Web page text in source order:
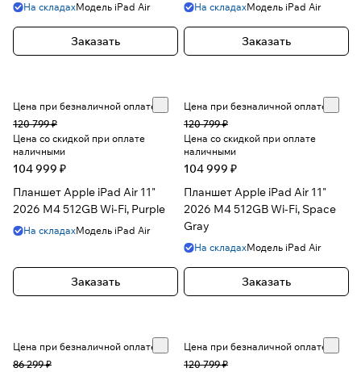
На складахМодель iPad Air
Заказать
На складахМодель iPad Air
Заказать
Цена при безналичной оплате
120 799 ₽
Цена со скидкой при оплате
наличными
104 999 ₽
Планшет Apple iPad Air 11"
2026 M4 512GB Wi-Fi, Purple
На складахМодель iPad Air
Заказать
Цена при безналичной оплате
120 799 ₽
Цена со скидкой при оплате
наличными
104 999 ₽
Планшет Apple iPad Air 11"
2026 M4 512GB Wi-Fi, Space
Gray
На складахМодель iPad Air
Заказать
Цена при безналичной оплате
86 299 ₽
Цена при безналичной оплате
120 799 ₽